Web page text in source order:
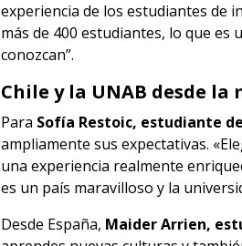
experiencia de los estudiantes de
más de 400 estudiantes, lo que
conozcan”.
Chile y la UNAB desde
Para Sofía Restoic, estudiante
ampliamente sus expectativas.
una experiencia realmente
es un país maravilloso y la
Desde España, Maider Arrien,